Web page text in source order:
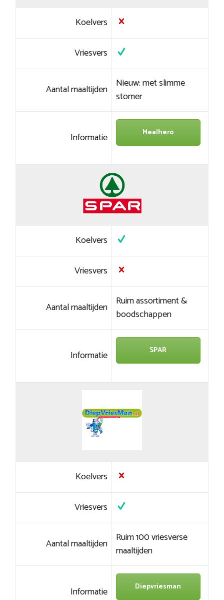
Koelvers
Vriesvers
Aantal maaltijden Nieuw: met slimme
stomer
Informatie Mealhero
Koelvers
Vriesvers
Aantal maaltijden Ruim assortiment &
boodschappen
Informatie SPAR
Koelvers
Vriesvers
Aantal maaltijden Ruim 100 vriesverse
maaltijden
Informatie Diepvriesman